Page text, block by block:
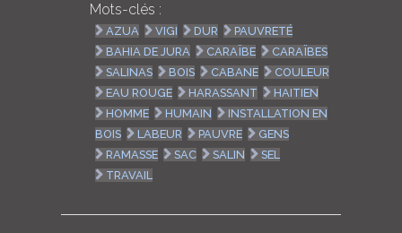
Mots-clés :
AZUA VIGI DUR
PAUVRETÉ
BAHIA DE JURA
CARAÏBE
CARAÏBES
SALINAS
BOIS CABANE
COULEUR
EAU ROUGE
HARASSANT
HAITIEN
HOMME
HUMAIN
INSTALLATION EN
BOIS
LABEUR PAUVRE
GENS
RAMASSE
SAC SALIN
SEL
TRAVAIL